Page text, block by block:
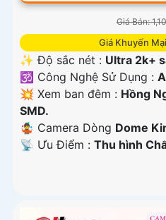
Giá Bán:
Giá Khuyến
✨ Độ sắc nét : Ultra 2k+
🕉️ Công Nghệ Sử Dụng :
💥 Xem ban đêm : Hồng
SMD.
🤹 Camera Dòng Dome
️📡 Ưu Điểm : Thu hình